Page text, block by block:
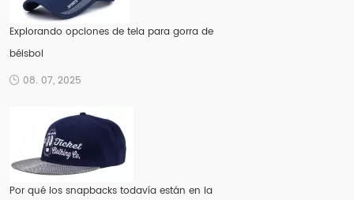
Explorando opciones de tela para gorra de
béisbol
08. 07, 2025
Por qué los snapbacks todavía están en la